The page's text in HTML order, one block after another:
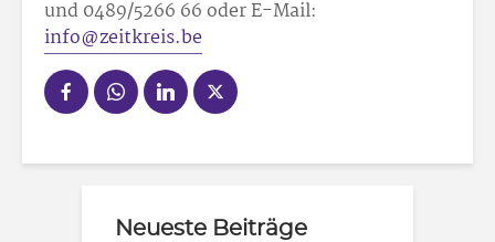
und 0489/5266 66 oder E-Mail:
info@zeitkreis.be
Neueste Beiträge